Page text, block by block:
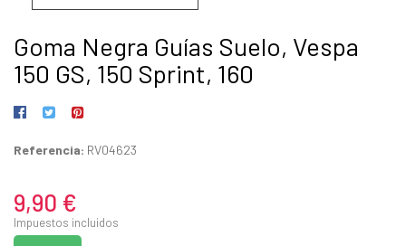
Goma Negra Guías Suelo, Vespa
150 GS, 150 Sprint, 160
Referencia: RV04623
9,90 €
Impuestos incluidos